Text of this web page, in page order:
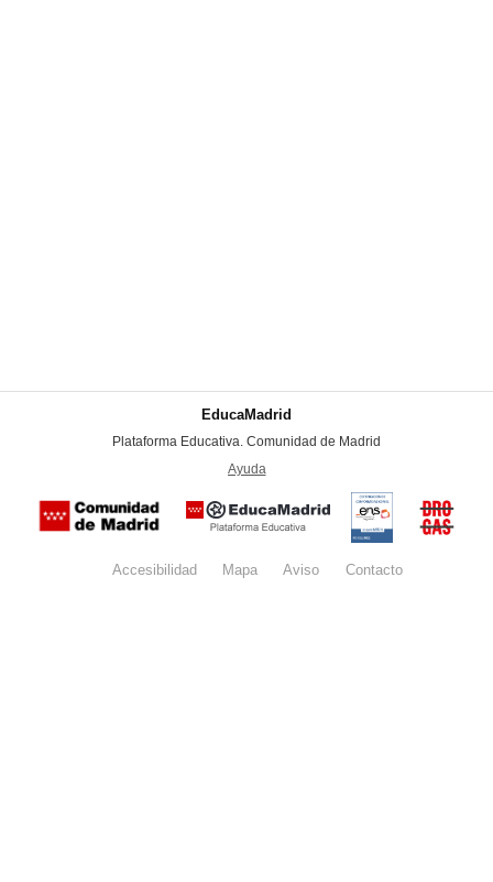
EducaMadrid
Plataforma Educativa. Comunidad de Madrid
Ayuda
Certificación
conformidad
con el
Nacional de
Seguridad
del
Accesibilidad Mapa Aviso legalContacto